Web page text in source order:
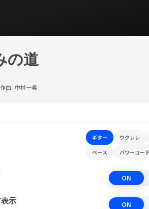
の道
曲 : 中村一義
ギター ウクレレ
ベース
パワーコード
ON
示 ON